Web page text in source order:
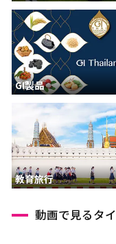
GI製品
教育旅行
動画で見るタイ